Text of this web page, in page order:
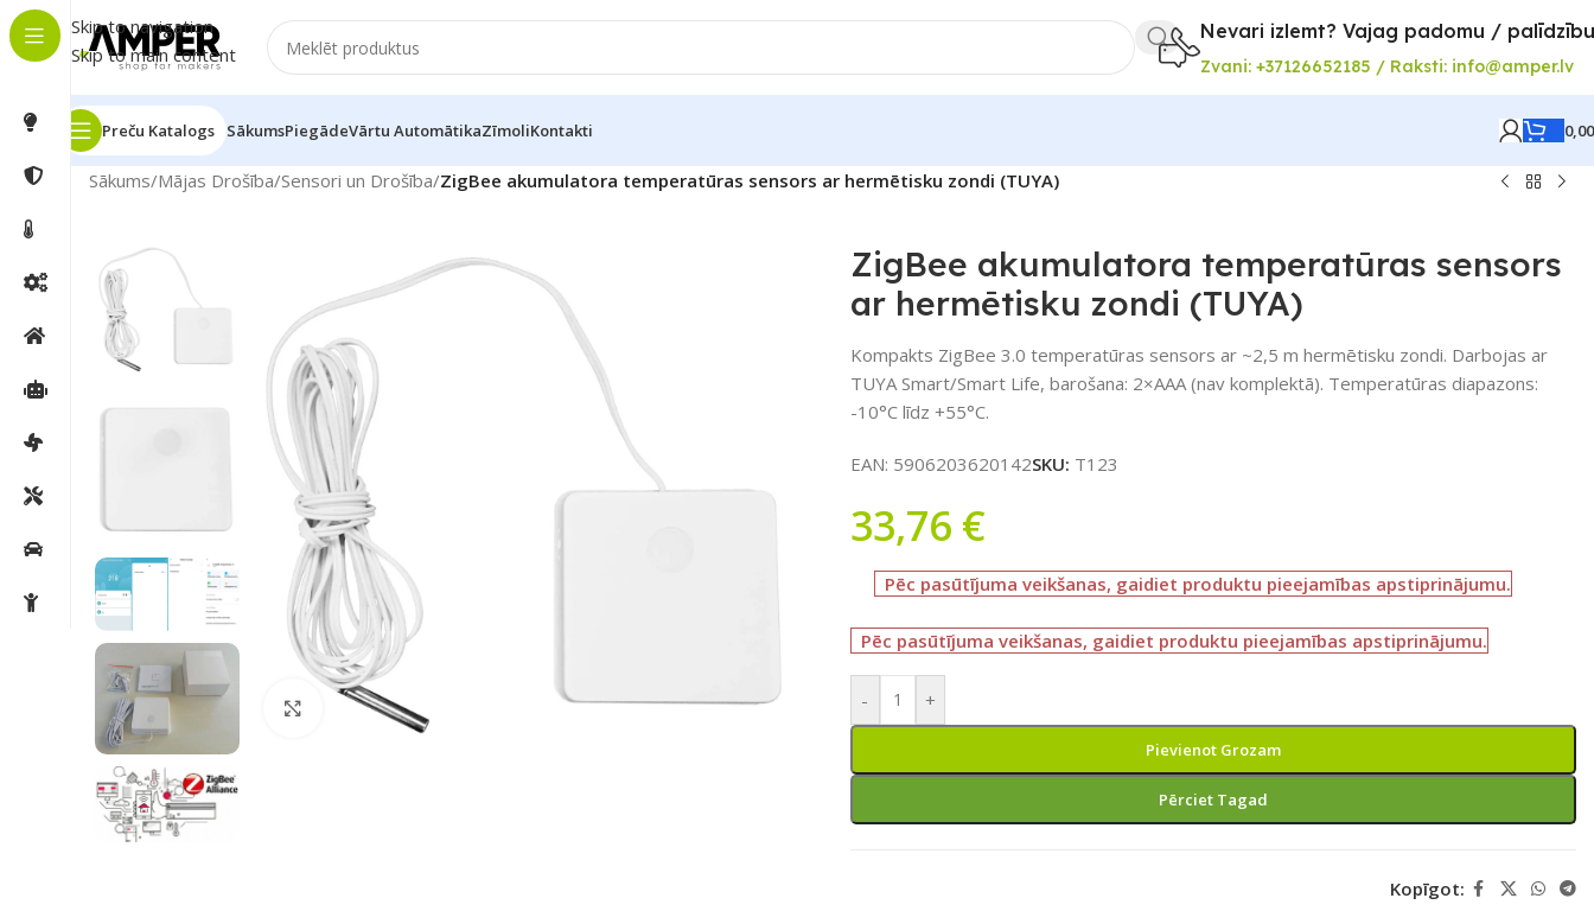
Skip to navigation
Skip to main content
Nevari izlemt? Vajag padomu /
Zvani: +37126652185 / Raksti: info@amper.lv
Preču Katalogs SākumsPiegādeVārtu AutomātikaZīmoliKontakti
Sākums/Mājas Drošība/Sensori un Drošība/ZigBee akumulatora temperatūras sensors ar hermētisku zondi (TUYA)
Noklikšķiniet, lai palielinātu
ZigBee akumulatora temperatūras sensors
ar hermētisku zondi (TUYA)
Kompakts ZigBee 3.0 temperatūras sensors ar ~2,5 m hermētisku zondi. Darbojas ar
TUYA Smart/Smart Life, barošana: 2×AAA (nav komplektā). Temperatūras diapazons:
-10°C līdz +55°C.
EAN: 5906203620142SKU: T123
33,76 €
Pēc pasūtījuma veikšanas, gaidiet produktu pieejamības apstiprinājumu.
Pēc pasūtījuma veikšanas, gaidiet produktu pieejamības apstiprinājumu.
- +
Pievienot Grozam
Pērciet Tagad
Kopīgot: